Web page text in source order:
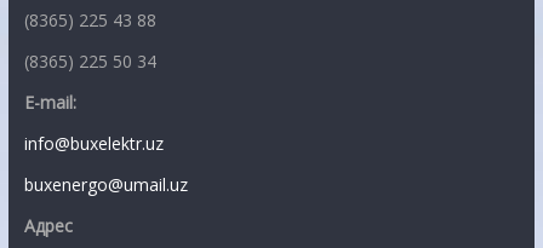
(8365) 225 43 88
(8365) 225 50 34
E-mail:
info@buxelektr.uz
buxenergo@umail.uz
Адрес